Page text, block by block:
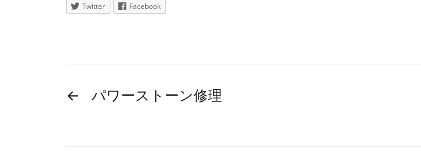
Twitter Facebook
← パワーストーン修理